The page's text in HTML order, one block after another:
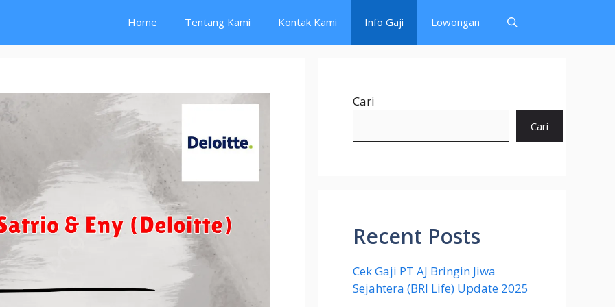
Home Tentang Kami Kontak Kami Info Gaji Lowongan
Cari
Cari
Recent Posts
Cek Gaji PT AJ Bringin Jiwa
Sejahtera (BRI Life) Update 2025